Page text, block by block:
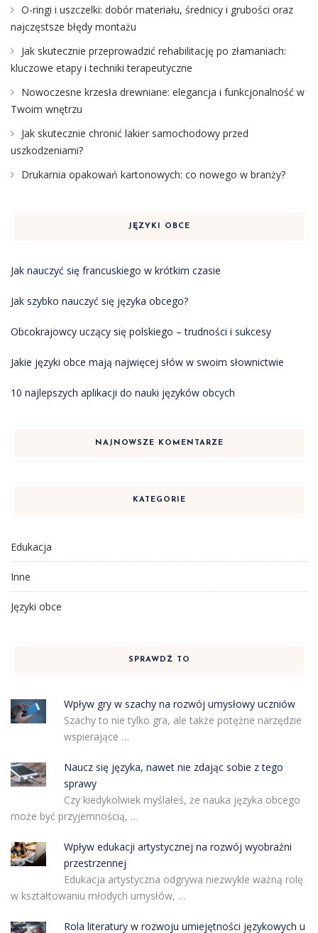
O-ringi i uszczelki: dobór materiału, średnicy i grubości oraz
najczęstsze błędy montażu
Jak skutecznie przeprowadzić rehabilitację po złamaniach:
kluczowe etapy i techniki terapeutyczne
Nowoczesne krzesła drewniane: elegancja i funkcjonalność w
Twoim wnętrzu
Jak skutecznie chronić lakier samochodowy przed
uszkodzeniami?
Drukarnia opakowań kartonowych: co nowego w branży?
JĘZYKI OBCE
Jak nauczyć się francuskiego w krótkim czasie
Jak szybko nauczyć się języka obcego?
Obcokrajowcy uczący się polskiego – trudności i sukcesy
Jakie języki obce mają najwięcej słów w swoim słownictwie
10 najlepszych aplikacji do nauki języków obcych
NAJNOWSZE KOMENTARZE
KATEGORIE
Edukacja
Inne
Języki obce
SPRAWDŹ TO
Wpływ gry w szachy na rozwój umysłowy uczniów
Szachy to nie tylko gra, ale także potężne narzędzie
wspierające …
Naucz się języka, nawet nie zdając sobie z tego
sprawy
Czy kiedykolwiek myślałeś, że nauka języka obcego
może być przyjemnością, …
Wpływ edukacji artystycznej na rozwój wyobraźni
przestrzennej
Edukacja artystyczna odgrywa niezwykle ważną rolę
w kształtowaniu młodych umysłów, …
Rola literatury w rozwoju umiejętności językowych u